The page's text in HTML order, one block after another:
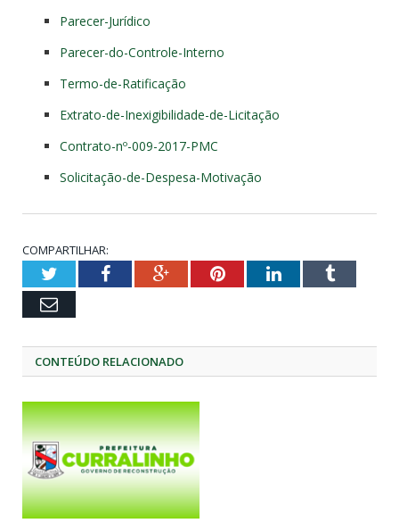
Parecer-Jurídico
Parecer-do-Controle-Interno
Termo-de-Ratificação
Extrato-de-Inexigibilidade-de-Licitação
Contrato-nº-009-2017-PMC
Solicitação-de-Despesa-Motivação
COMPARTILHAR:
TwitterFacebookGoogle+PinterestLinkedInTumblr
Email
CONTEÚDO RELACIONADO